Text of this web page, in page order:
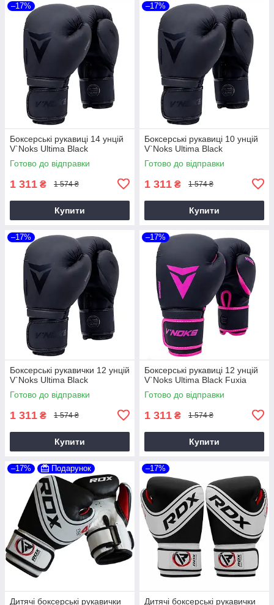
–17%
Боксерські рукавиці 14 унцій
V`Noks Ultima Black
Готово до відправки
1 311 ₴ 1 574 ₴
Купити
–17%
Боксерські рукавиці 10 унцій
V`Noks Ultima Black
Готово до відправки
1 311 ₴ 1 574 ₴
Купити
–17%
Боксерські рукавички 12 унцій
V`Noks Ultima Black
Готово до відправки
1 311 ₴ 1 574 ₴
Купити
–17%
Боксерські рукавиці 12 унцій
V`Noks Ultima Black Fuxia
Готово до відправки
1 311 ₴ 1 574 ₴
Купити
–17% Подарунок
Дитячі боксерські рукавички
–17%
Дитячі боксерські рукавички